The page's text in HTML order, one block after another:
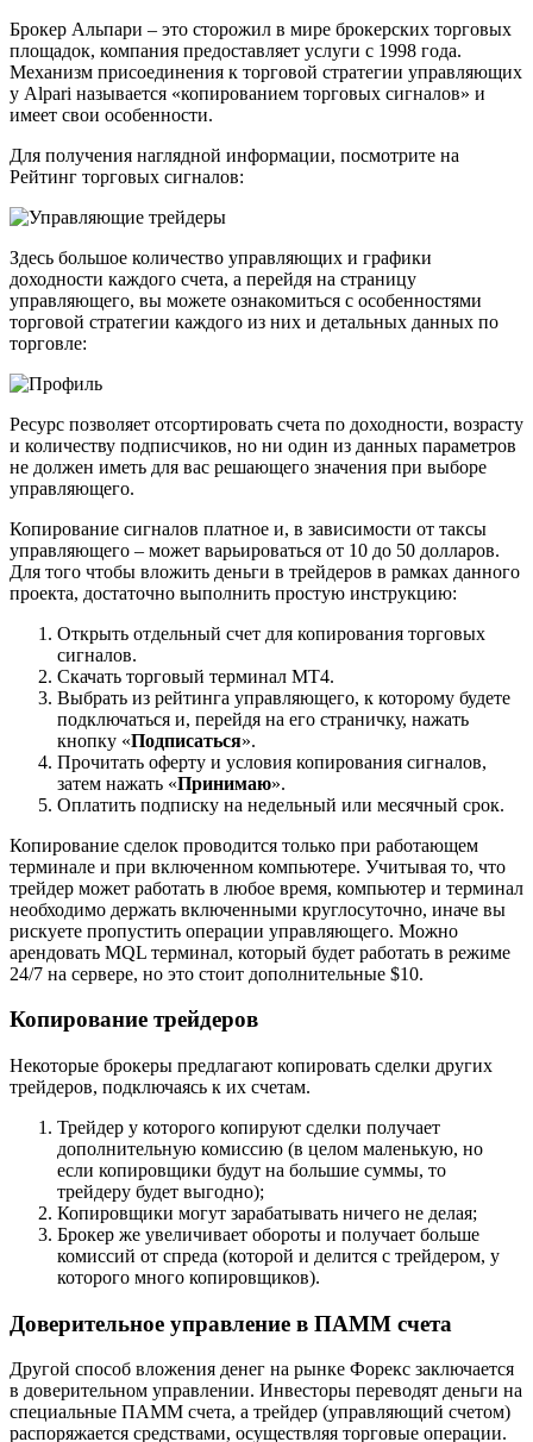
Брокер Альпари – это сторожил в мире брокерских торговых
площадок, компания предоставляет услуги с 1998 года.
Механизм присоединения к торговой стратегии управляющих
у Alpari называется «копированием торговых сигналов» и
имеет свои особенности.
Для получения наглядной информации, посмотрите на
Рейтинг торговых сигналов:
Здесь большое количество управляющих и графики
доходности каждого счета, а перейдя на страницу
управляющего, вы можете ознакомиться с особенностями
торговой стратегии каждого из них и детальных данных по
торговле:
Ресурс позволяет отсортировать счета по доходности, возрасту
и количеству подписчиков, но ни один из данных параметров
не должен иметь для вас решающего значения при выборе
управляющего.
Копирование сигналов платное и, в зависимости от таксы
управляющего – может варьироваться от 10 до 50 долларов.
Для того чтобы вложить деньги в трейдеров в рамках данного
проекта, достаточно выполнить простую инструкцию:
Открыть отдельный счет для копирования торговых
сигналов.
Скачать торговый терминал MT4.
Выбрать из рейтинга управляющего, к которому будете
подключаться и, перейдя на его страничку, нажать
кнопку «Подписаться».
Прочитать оферту и условия копирования сигналов,
затем нажать «Принимаю».
Оплатить подписку на недельный или месячный срок.
Копирование сделок проводится только при работающем
терминале и при включенном компьютере. Учитывая то, что
трейдер может работать в любое время, компьютер и терминал
необходимо держать включенными круглосуточно, иначе вы
рискуете пропустить операции управляющего. Можно
арендовать MQL терминал, который будет работать в режиме
24/7 на сервере, но это стоит дополнительные $10.
Копирование трейдеров
Некоторые брокеры предлагают копировать сделки других
трейдеров, подключаясь к их счетам.
Трейдер у которого копируют сделки получает
дополнительную комиссию (в целом маленькую, но
если копировщики будут на большие суммы, то
трейдеру будет выгодно);
Копировщики могут зарабатывать ничего не делая;
Брокер же увеличивает обороты и получает больше
комиссий от спреда (которой и делится с трейдером, у
которого много копировщиков).
Доверительное управление в ПАММ счета
Другой способ вложения денег на рынке Форекс заключается
в доверительном управлении. Инвесторы переводят деньги на
специальные ПАММ счета, а трейдер (управляющий счетом)
распоряжается средствами, осуществляя торговые операции.